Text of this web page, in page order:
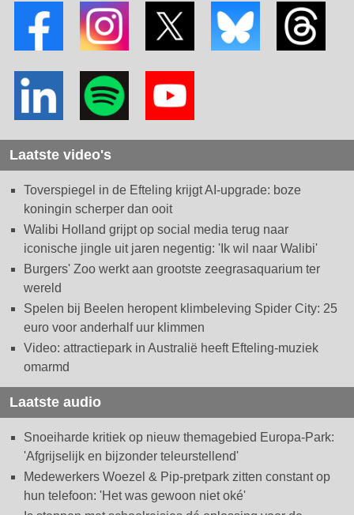
Laatste video's
Toverspiegel in de Efteling krijgt AI-upgrade: boze
koningin scherper dan ooit
Walibi Holland grijpt op social media terug naar
iconische jingle uit jaren negentig: 'Ik wil naar Walibi'
Burgers' Zoo werkt aan grootste zeegrasaquarium ter
wereld
Spelen bij Beelen heropent klimbeleving Spider City: 25
euro voor anderhalf uur klimmen
Video: attractiepark in Australië heeft Efteling-muziek
omarmd
Laatste audio
Snoeiharde kritiek op nieuw themagebied Europa-Park:
'Afgrijselijk en bijzonder teleurstellend'
Medewerkers Woezel & Pip-pretpark zitten constant op
hun telefoon: 'Het was gewoon niet oké'